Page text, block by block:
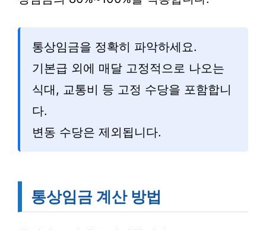
통상임금을 정확히 파악하세요.
기본급 외에 매달 고정적으로 나오는
식대, 교통비 등 고정 수당을 포함합니
다.
변동 수당은 제외됩니다.
통상임금 계산 방법